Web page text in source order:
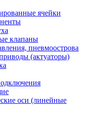
ячейки
клапаны
пневмоострова
(актуаторы)
оси (линейные